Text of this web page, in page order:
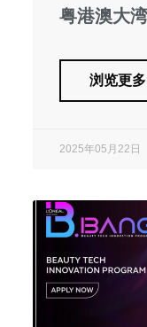
粤港澳大
浏览更多
2025年05月22日